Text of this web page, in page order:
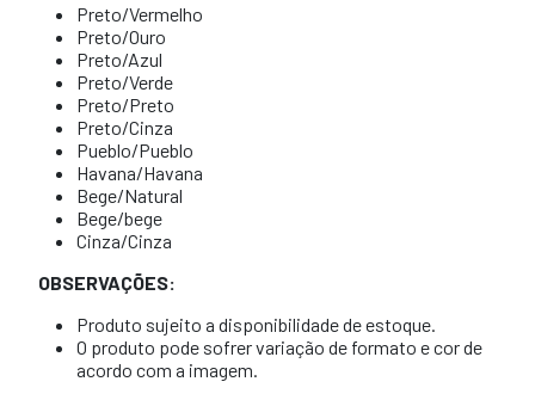
Preto/Vermelho
Preto/Ouro
Preto/Azul
Preto/Verde
Preto/Preto
Preto/Cinza
Pueblo/Pueblo
Havana/Havana
Bege/Natural
Bege/bege
Cinza/Cinza
OBSERVAÇÕES:
Produto sujeito a disponibilidade de estoque.
O produto pode sofrer variação de formato e cor de
acordo com a imagem.